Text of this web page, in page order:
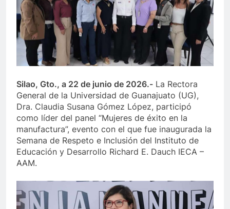
Silao, Gto., a 22 de junio de 2026.- La Rectora
General de la Universidad de Guanajuato (UG),
Dra. Claudia Susana Gómez López, participó
como líder del panel “Mujeres de éxito en la
manufactura”, evento con el que fue inaugurada la
Semana de Respeto e Inclusión del Instituto de
Educación y Desarrollo Richard E. Dauch IECA –
AAM.